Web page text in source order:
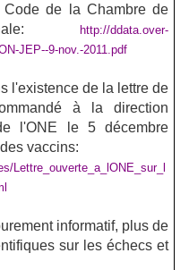
de la Chambre de
http://ddata.over-
JEP--9-nov.-2011.pdf
l'existence de la lettre de
à la direction
l'ONE le 5 décembre
vaccins:
Lettre_ouverte_a_lONE_sur_l
informatif, plus de
sur les échecs et